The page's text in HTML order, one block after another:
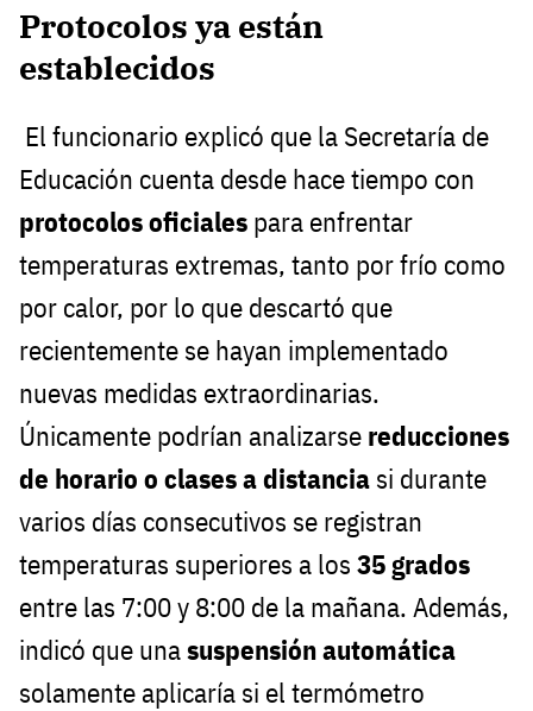
Protocolos ya están
establecidos
El funcionario explicó que la Secretaría de
Educación cuenta desde hace tiempo con
protocolos oficiales para enfrentar
temperaturas extremas, tanto por frío como
por calor, por lo que descartó que
recientemente se hayan implementado
nuevas medidas extraordinarias.
Únicamente podrían analizarse reducciones
de horario o clases a distancia si durante
varios días consecutivos se registran
temperaturas superiores a los 35 grados
entre las 7:00 y 8:00 de la mañana. Además,
indicó que unasuspensión automática
solamente aplicaría si el termómetro